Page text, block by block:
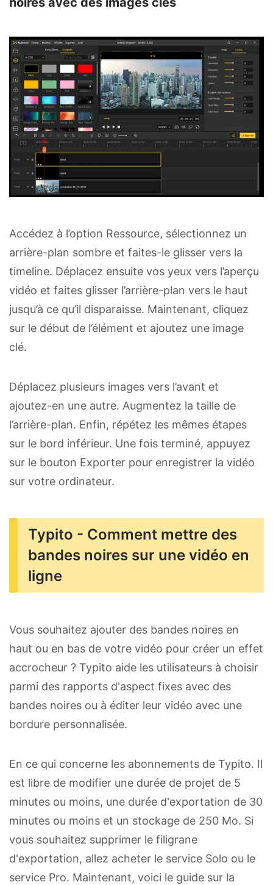
Accédez à l’option Ressource, sélectionnez un
arrière-plan sombre et faites-le glisser vers la
timeline. Déplacez ensuite vos yeux vers l’aperçu
vidéo et faites glisser l’arrière-plan vers le haut
jusqu’à ce qu’il disparaisse. Maintenant, cliquez
sur le début de l’élément et ajoutez une image
clé.
Déplacez plusieurs images vers l’avant et
ajoutez-en une autre. Augmentez la taille de
l’arrière-plan. Enfin, répétez les mêmes étapes
sur le bord inférieur. Une fois terminé, appuyez
sur le bouton Exporter pour enregistrer la vidéo
sur votre ordinateur.
Typito - Comment mettre des
bandes noires sur une vidéo en
ligne
Vous souhaitez ajouter des bandes noires en
haut ou en bas de votre vidéo pour créer un effet
accrocheur ? Typito aide les utilisateurs à choisir
parmi des rapports d'aspect fixes avec des
bandes noires ou à éditer leur vidéo avec une
bordure personnalisée.
En ce qui concerne les abonnements de Typito. Il
est libre de modifier une durée de projet de 5
minutes ou moins, une durée d'exportation de 30
minutes ou moins et un stockage de 250 Mo. Si
vous souhaitez supprimer le filigrane
d'exportation, allez acheter le service Solo ou le
service Pro. Maintenant, voici le guide sur la